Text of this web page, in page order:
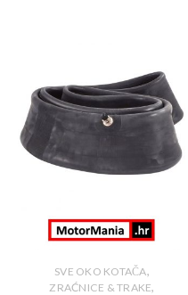
SVE OKO KOTAČA,
ZRAĆNICE & TRAKE,